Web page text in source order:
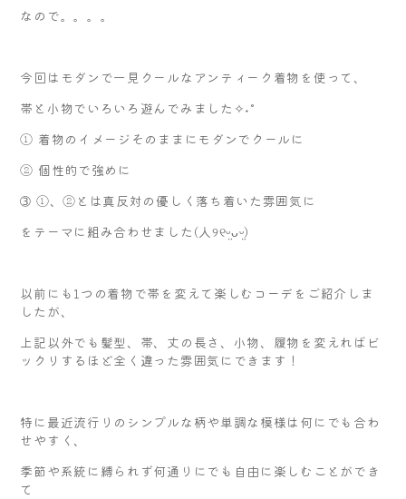
なので。。。。
今回はモダンで一見クールなアンティーク着物を使って、
帯と小物でいろいろ遊んでみました✧˖°
① 着物のイメージそのままにモダンでクールに
② 個性的で強めに
➂ ①、②とは真反対の優しく落ち着いた雰囲気に
をテーマに組み合わせました(人୨୧ᵕ̤ᴗᵕ̤)
以前にも1つの着物で帯を変えて楽しむコーデをご紹介しま
したが、
上記以外でも髪型、帯、丈の長さ、小物、履物を変えればビ
ックリするほど全く違った雰囲気にできます！
特に最近流行りのシンプルな柄や単調な模様は何にでも合わ
せやすく、
季節や系統に縛られず何通りにでも自由に楽しむことができ
て